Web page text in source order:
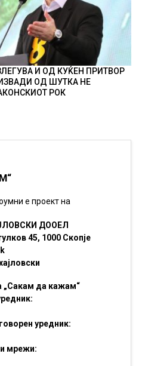
И ОД КУЌЕН ПРИТВОР
ОД ШУТКА НЕ
РОК
е проект на
ДООЕЛ
45, 1000 Скопје
„Сакам да кажам“
уредник:
мрежи: